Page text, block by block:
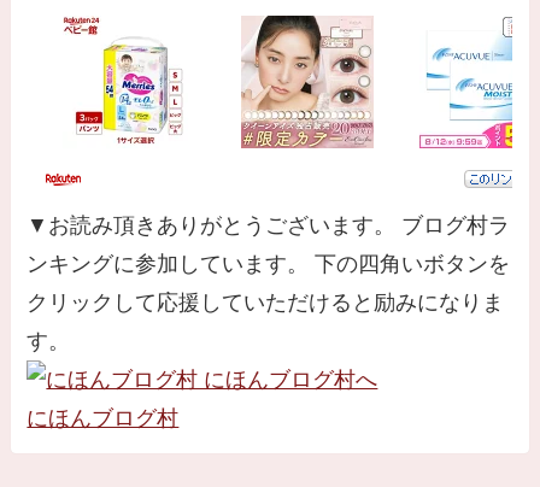
▼お読み頂きありがとうございます。 ブログ村ラ
ンキングに参加しています。 下の四角いボタンを
クリックして応援していただけると励みになりま
す。
にほんブログ村